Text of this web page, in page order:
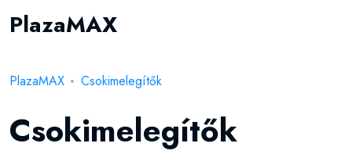
PlazaMAX
PlazaMAX Csokimelegítők
Csokimelegítők